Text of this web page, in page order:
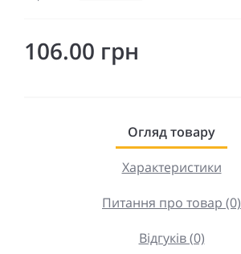
106.00 грн
Огляд товару
Характеристики
Питання про товар (0)
Відгуків (0)